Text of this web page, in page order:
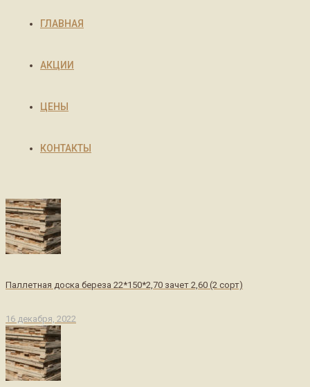
ГЛАВНАЯ
АКЦИИ
ЦЕНЫ
КОНТАКТЫ
Паллетная доска береза 22*150*2,70 зачет 2,60 (2 сорт)
16 декабря, 2022